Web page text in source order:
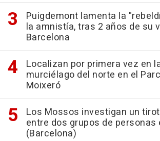
Puigdemont lamenta la
la amnistía, tras 2 años de su
Barcelona
Localizan por primera vez en
murciélago del norte en el
Moixeró
Los Mossos investigan un
entre dos grupos de personas
(Barcelona)